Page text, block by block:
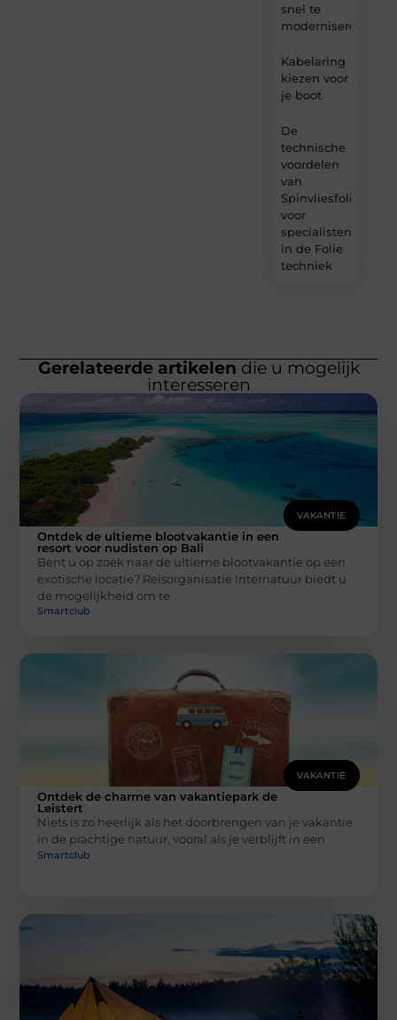
snel te
moderniseren
Kabelaring
kiezen voor
je boot
De
technische
voordelen
van
Spinvliesfolie
voor
specialisten
in de Folie
techniek
Gerelateerde artikelen die u mogelijk
interesseren
VAKANTIE
Ontdek de ultieme blootvakantie in een
resort voor nudisten op Bali
Bent u op zoek naar de ultieme blootvakantie op een
exotische locatie? Reisorganisatie Internatuur biedt u
de mogelijkheid om te
Smartclub
VAKANTIE
Ontdek de charme van vakantiepark de
Leistert
Niets is zo heerlijk als het doorbrengen van je vakantie
in de prachtige natuur, vooral als je verblijft in een
Smartclub